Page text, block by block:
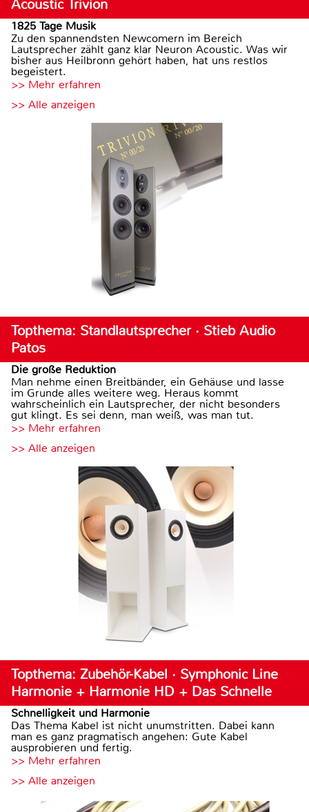
Acoustic Trivion
1825 Tage Musik
Zu den spannendsten Newcomern im Bereich
Lautsprecher zählt ganz klar Neuron Acoustic. Was wir
bisher aus Heilbronn gehört haben, hat uns restlos
begeistert.
>> Mehr erfahren
>> Alle anzeigen
Topthema: Standlautsprecher · Stieb Audio
Patos
Die große Reduktion
Man nehme einen Breitbänder, ein Gehäuse und lasse
im Grunde alles weitere weg. Heraus kommt
wahrscheinlich ein Lautsprecher, der nicht besonders
gut klingt. Es sei denn, man weiß, was man tut.
>> Mehr erfahren
>> Alle anzeigen
Topthema: Zubehör-Kabel · Symphonic Line
Harmonie + Harmonie HD + Das Schnelle
Schnelligkeit und Harmonie
Das Thema Kabel ist nicht unumstritten. Dabei kann
man es ganz pragmatisch angehen: Gute Kabel
ausprobieren und fertig.
>> Mehr erfahren
>> Alle anzeigen